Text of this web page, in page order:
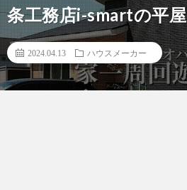
条工務店i-smartの平屋
2024.04.13 ハウスメーカー